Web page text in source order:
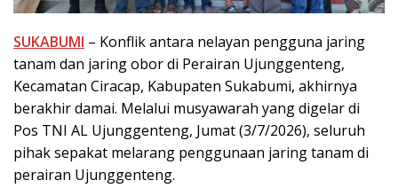
SUKABUMI – Konflik antara nelayan pengguna jaring
tanam dan jaring obor di Perairan Ujunggenteng,
Kecamatan Ciracap, Kabupaten Sukabumi, akhirnya
berakhir damai. Melalui musyawarah yang digelar di
Pos TNI AL Ujunggenteng, Jumat (3/7/2026), seluruh
pihak sepakat melarang penggunaan jaring tanam di
perairan Ujunggenteng.